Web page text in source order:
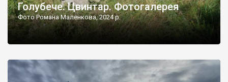
Голубече. Цвинтар. Фотогалерея
Фото Романа Маленкова, 2024 р.